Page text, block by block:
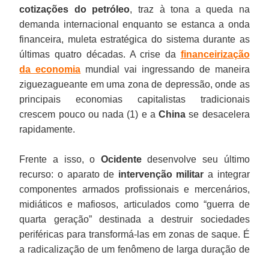
cotizações do petróleo, traz à tona a queda na
demanda internacional enquanto se estanca a onda
financeira, muleta estratégica do sistema durante as
últimas quatro décadas. A crise da financeirização
da economia mundial vai ingressando de maneira
ziguezagueante em uma zona de depressão, onde as
principais economias capitalistas tradicionais
crescem pouco ou nada (1) e aChina se desacelera
rapidamente.
Frente a isso, o Ocidentedesenvolve seu último
recurso: o aparato de intervenção militar a integrar
componentes armados profissionais e mercenários,
midiáticos e mafiosos, articulados como “guerra de
quarta geração” destinada a destruir sociedades
periféricas para transformá-las em zonas de saque. É
a radicalização de um fenômeno de larga duração de